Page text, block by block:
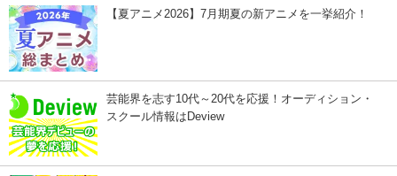
【夏アニメ2026】7月期夏の新アニメを一挙紹介！
芸能界を志す10代～20代を応援！オーディション・
スクール情報はDeview